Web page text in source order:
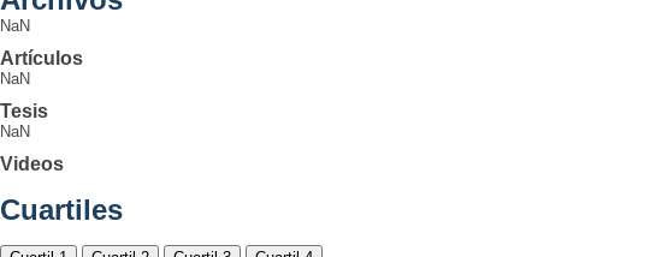
NaN
Artículos
NaN
Tesis
NaN
Videos
Cuartiles